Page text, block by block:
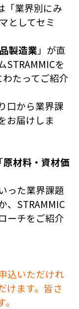
「業界別にみ
としてセミ
製造業 」が直
STRAMMICを
たってご紹介
口から業界課
お届けしま
原材料・資材価
った業界課題
、STRAMMIC
ーチをご紹介
込いただけれ
けます。皆さ